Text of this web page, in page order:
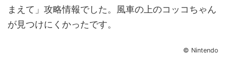
まえて」攻略情報でした。風車の上のコッコちゃん
が見つけにくかったです。
© Nintendo